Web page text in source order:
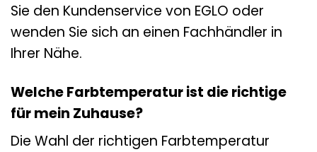
Sie den Kundenservice von EGLO oder
wenden Sie sich an einen Fachhändler in
Ihrer Nähe.
Welche Farbtemperatur ist die richtige
für mein Zuhause?
Die Wahl der richtigen Farbtemperatur